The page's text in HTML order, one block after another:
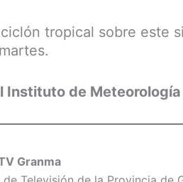
tropical sobre este
Instituto de
Granma